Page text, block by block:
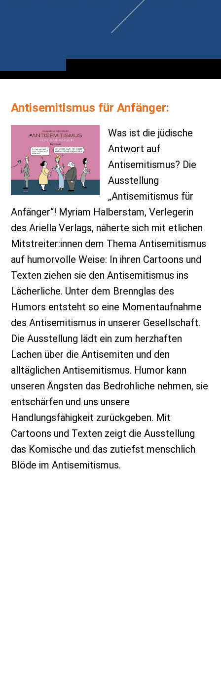
Antisemitismus für Anfänger:
Was ist die jüdische
Antwort auf
Antisemitismus? Die
Ausstellung
„Antisemitismus für
Anfänger“! Myriam Halberstam, Verlegerin
des Ariella Verlags, näherte sich mit etlichen
Mitstreiter:innen dem Thema Antisemitismus
auf humorvolle Weise: In ihren Cartoons und
Texten ziehen sie den Antisemitismus ins
Lächerliche. Unter dem Brennglas des
Humors entsteht so eine Momentaufnahme
des Antisemitismus in unserer Gesellschaft.
Die Ausstellung lädt ein zum herzhaften
Lachen über die Antisemiten und den
alltäglichen Antisemitismus. Humor kann
unseren Ängsten das Bedrohliche nehmen, sie
entschärfen und uns unsere
Handlungsfähigkeit zurückgeben. Mit
Cartoons und Texten zeigt die Ausstellung
das Komische und das zutiefst menschlich
Blöde im Antisemitismus.